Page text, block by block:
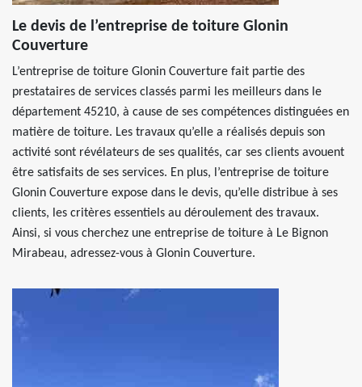
Le devis de l’entreprise de toiture Glonin
Couverture
L’entreprise de toiture Glonin Couverture fait partie des
prestataires de services classés parmi les meilleurs dans le
département 45210, à cause de ses compétences distinguées en
matière de toiture. Les travaux qu’elle a réalisés depuis son
activité sont révélateurs de ses qualités, car ses clients avouent
être satisfaits de ses services. En plus, l’entreprise de toiture
Glonin Couverture expose dans le devis, qu’elle distribue à ses
clients, les critères essentiels au déroulement des travaux.
Ainsi, si vous cherchez une entreprise de toiture à Le Bignon
Mirabeau, adressez-vous à Glonin Couverture.